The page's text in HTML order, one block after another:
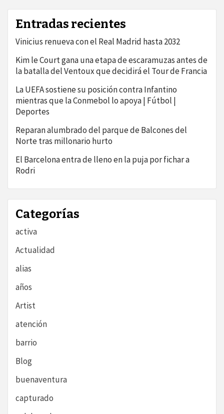
Entradas recientes
Vinicius renueva con el Real Madrid hasta 2032
Kim le Court gana una etapa de escaramuzas antes de
la batalla del Ventoux que decidirá el Tour de Francia
La UEFA sostiene su posición contra Infantino
mientras que la Conmebol lo apoya | Fútbol |
Deportes
Reparan alumbrado del parque de Balcones del
Norte tras millonario hurto
El Barcelona entra de lleno en la puja por fichar a
Rodri
Categorías
activa
Actualidad
alias
años
Artist
atención
barrio
Blog
buenaventura
capturado